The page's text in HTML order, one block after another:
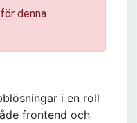
denna
i en roll
frontend och